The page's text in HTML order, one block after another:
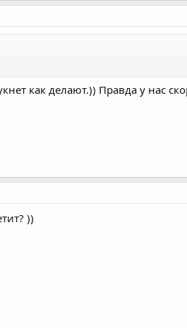
как делают.)) Правда у нас
))